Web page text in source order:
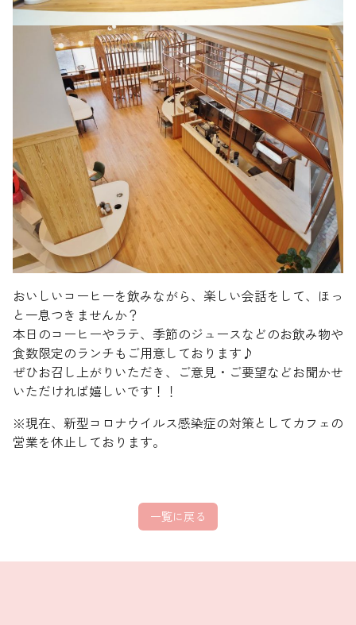
おいしいコーヒーを飲みながら、楽しい会話をして、ほっ
と一息つきませんか？
本日のコーヒーやラテ、季節のジュースなどのお飲み物や
食数限定のランチもご用意しております♪
ぜひお召し上がりいただき、ご意見・ご要望などお聞かせ
いただければ嬉しいです！！
※現在、新型コロナウイルス感染症の対策としてカフェの
営業を休止しております。
一覧に戻る